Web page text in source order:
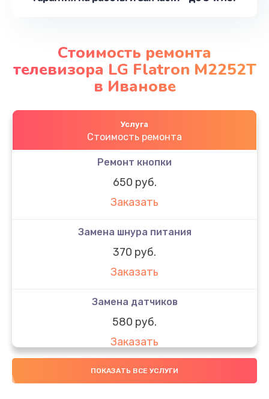
Стоимость ремонта
телевизора LG Flatron M2252T
в Иванове
Услуга
Стоимость ремонта
Ремонт кнопки
650 руб.
Заказать
Замена шнура питания
370 руб.
Заказать
Замена датчиков
580 руб.
Заказать
Комплексная чистка
ПОКАЗАТЬ ВСЕ УСЛУГИ